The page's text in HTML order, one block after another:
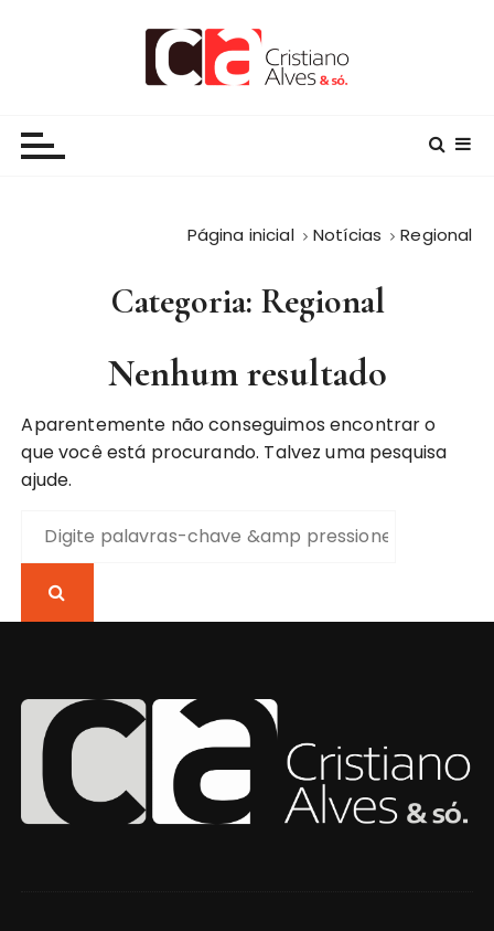
Página inicial Notícias Regional
Categoria: Regional
Nenhum resultado
Aparentemente não conseguimos encontrar o
que você está procurando. Talvez uma pesquisa
ajude.
: